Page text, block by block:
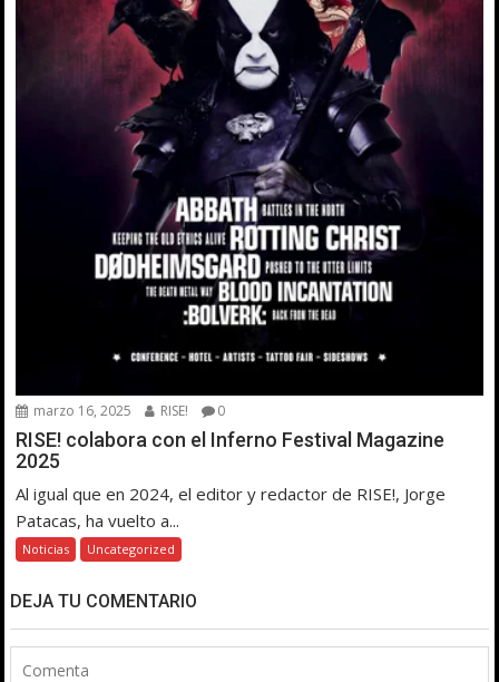
marzo 16, 2025 RISE! 0
RISE! colabora con el Inferno Festival Magazine
2025
Al igual que en 2024, el editor y redactor de RISE!, Jorge
Patacas, ha vuelto a...
Noticias Uncategorized
DEJA TU COMENTARIO